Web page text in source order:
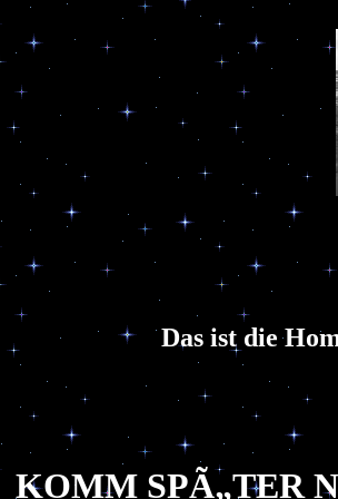
Das ist die
KOMM SPÃ„TER